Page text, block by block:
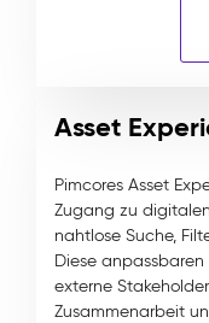
Asset
Pimcores Asset
Zugang zu
nahtlose Suche,
Diese
externe
Zusammenarbeit